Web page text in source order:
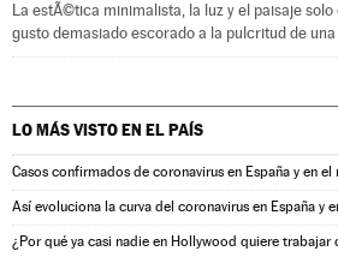
La estÃ©tica minimalista, la luz y el paisaje solo
gusto demasiado escorado a la pulcritud de
LO MÁS VISTO EN EL PAÍS
Casos confirmados de coronavirus en España y en el
Así evoluciona la curva del coronavirus en España y
¿Por qué ya casi nadie en Hollywood quiere trabajar